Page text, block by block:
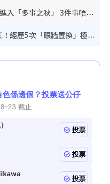
立秋2026｜8月7日立秋進入「多事之秋」 3件事唔做得！專家教6招開運 清枱頭／銀包納氣接好運
颱風白海豚料周日襲浙江！經歷5次「眼牆置換」極罕見 成登陸內地最長途颱風